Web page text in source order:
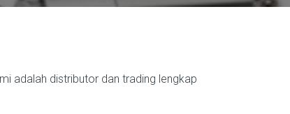
adalah distributor dan trading lengkap